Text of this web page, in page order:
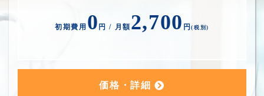
初期費用 0 円 / 月額2,700 円(税別)
価格・詳細